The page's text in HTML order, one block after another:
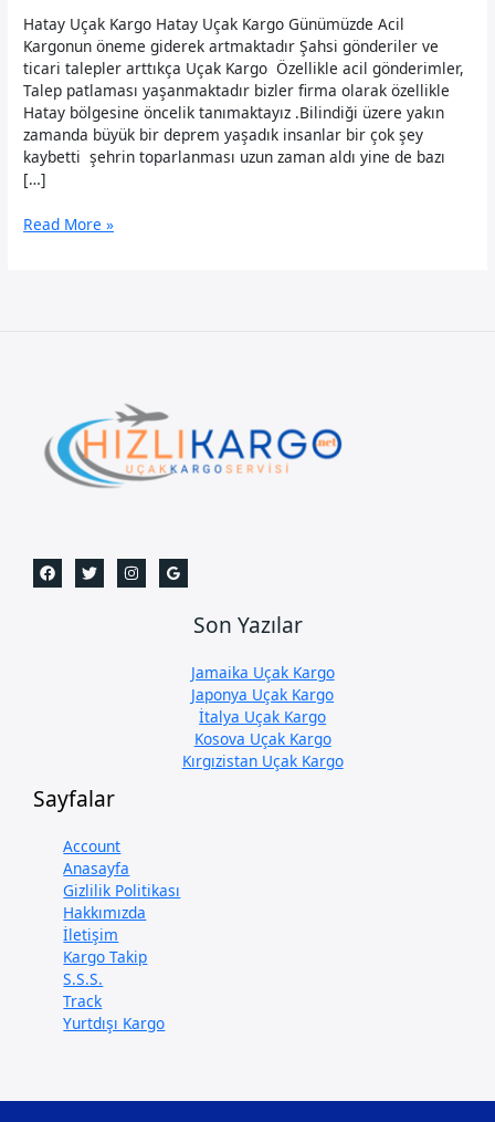
Hatay Uçak Kargo Hatay Uçak Kargo Günümüzde Acil
Kargonun öneme giderek artmaktadır Şahsi gönderiler ve
ticari talepler arttıkça Uçak Kargo Özellikle acil gönderimler,
Talep patlaması yaşanmaktadır bizler firma olarak özellikle
Hatay bölgesine öncelik tanımaktayız .Bilindiği üzere yakın
zamanda büyük bir deprem yaşadık insanlar bir çok şey
kaybetti şehrin toparlanması uzun zaman aldı yine de bazı
[…]
Hatay
Read More »
Son Yazılar
Jamaika Uçak Kargo
Japonya Uçak Kargo
İtalya Uçak Kargo
Kosova Uçak Kargo
Kırgızistan Uçak Kargo
Sayfalar
Account
Anasayfa
Gizlilik Politikası
Hakkımızda
İletişim
Kargo Takip
S.S.S.
Track
Yurtdışı Kargo